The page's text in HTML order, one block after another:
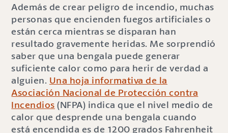
Además de crear peligro de incendio, muchas
personas que encienden fuegos artificiales o
están cerca mientras se disparan han
resultado gravemente heridas. Me sorprendió
saber que una bengala puede generar
suficiente calor como para herir de verdad a
alguien. Una hoja informativa de la
Asociación Nacional de Protección contra
Incendios (NFPA) indica que el nivel medio de
calor que desprende una bengala cuando
está encendida es de 1200 grados Fahrenheit